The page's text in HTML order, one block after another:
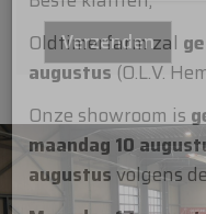
Oldtimerfarm
Beste klanten,
Oldtimerfarm zal
augustus (O.L.V.
Onze showroom is